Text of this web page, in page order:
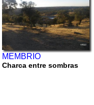
MEMBRIO
Charca entre sombras